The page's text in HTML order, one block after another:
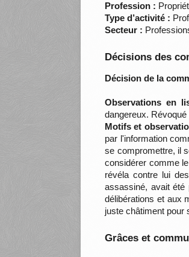
Profession :
Type d’activité :
Secteur :
Décisions des
Décision de la
Observations en
dangereux.
Motifs et
par l'information
se compromettre, il
considérer comme
révéla contre lui
assassiné, avait été
délibérations et aux
juste châtiment pour
Grâces et